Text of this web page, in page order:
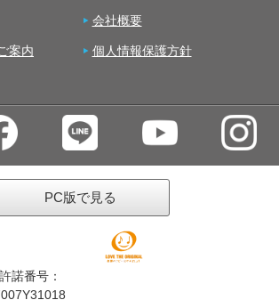
会社概要
案内 個人情報保護方針
PC版で見る
諾番号：